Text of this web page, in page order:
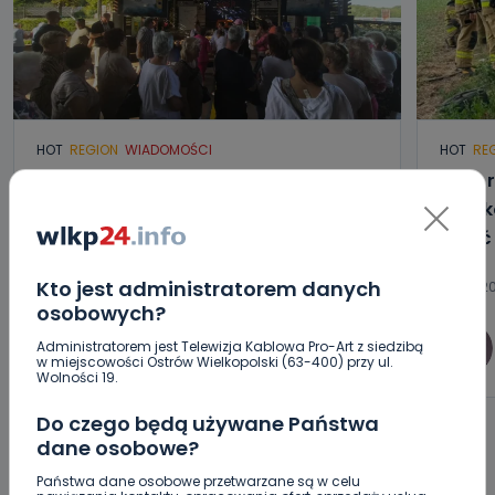
Kto jest administratorem danych
osobowych?
Administratorem jest Telewizja Kablowa Pro-Art z siedzibą
w miejscowości Ostrów Wielkopolski (63-400) przy ul.
Wolności 19.
Do czego będą używane Państwa
dane osobowe?
Państwa dane osobowe przetwarzane są w celu
HOT REGION WIADOMOŚCI
dzień drugi [FOTO]
07.08.2026 20:56
Aleksandra Barczak 0
HOT